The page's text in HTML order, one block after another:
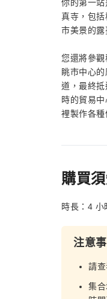
你的第一
真寺，包
市美景的露
您還將參
眺市中心
道，最終
時的貿易
裡製作各種
購買須
時長：4 小
注意
請
集